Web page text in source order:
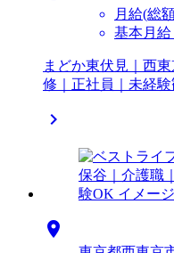
月給(総
基本月給
まどか東伏見｜西
修｜正社員｜未経験

